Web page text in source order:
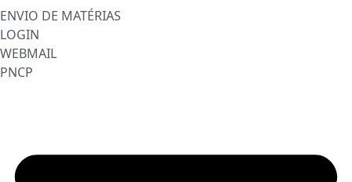
ENVIO DE MATÉRIAS
LOGIN
WEBMAIL
PNCP